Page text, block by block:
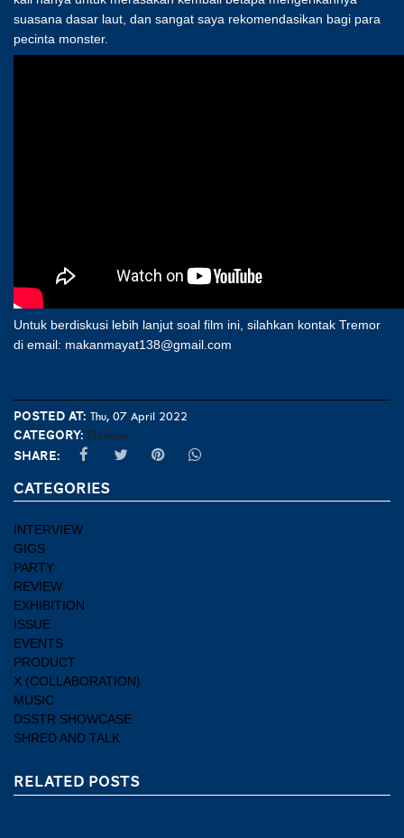
suasana dasar laut, dan sangat saya rekomendasikan bagi para
pecinta monster.
Untuk berdiskusi lebih lanjut soal film ini, silahkan kontak Tremor
di email: makanmayat138@gmail.com
Posted at: Thu, 07 April 2022
Category: Review
Share:
CATEGORIES
INTERVIEW
GIGS
PARTY
REVIEW
EXHIBITION
ISSUE
EVENTS
PRODUCT
X (COLLABORATION)
MUSIC
DSSTR SHOWCASE
SHRED AND TALK
RELATED POSTS